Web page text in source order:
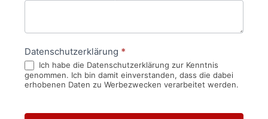
Datenschutzerklärung *
Ich habe die Datenschutzerklärung zur Kenntnis
genommen. Ich bin damit einverstanden, dass die dabei
erhobenen Daten zu Werbezwecken verarbeitet werden.